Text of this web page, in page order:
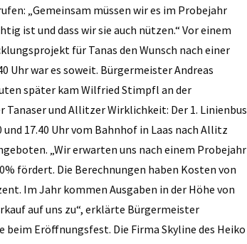
„Gemeinsam müssen wir es im Probejahr
ist und dass wir sie auch nützen.“ Vor einem
für Tanas den Wunsch nach einer
Uhr war es soweit. Bürgermeister Andreas
später kam Wilfried Stimpfl an der
Tanaser und Allitzer Wirklichkeit: Der 1. Linienbus
17.40 Uhr vom Bahnhof in Laas nach Allitz
„Wir erwarten uns nach einem Probejahr
fördert. Die Berechnungen haben Kosten von
Im Jahr kommen Ausgaben in der Höhe von
auf uns zu“, erklärte Bürgermeister
Eröffnungsfest. Die Firma Skyline des Heiko